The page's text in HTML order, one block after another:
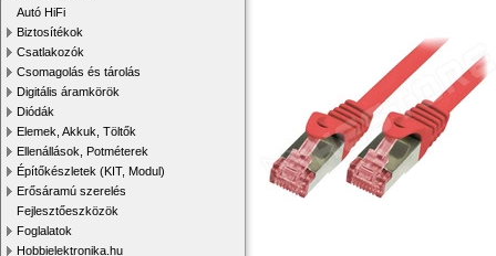
Autó HiFi
Biztosítékok
Csatlakozók
Csomagolás és tárolás
Digitális áramkörök
Diódák
Elemek, Akkuk, Töltők
Ellenállások, Potméterek
Építőkészletek (KIT, Modul)
Erősáramú szerelés
Fejlesztőeszközök
Foglalatok
Hobbielektronika.hu